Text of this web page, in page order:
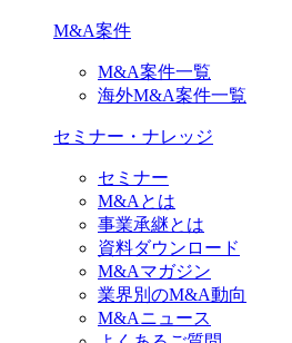
M&A案件
M&A案件一覧
海外M&A案件一覧
セミナー・ナレッジ
セミナー
M&Aとは
事業承継とは
資料ダウンロード
M&Aマガジン
業界別のM&A動向
M&Aニュース